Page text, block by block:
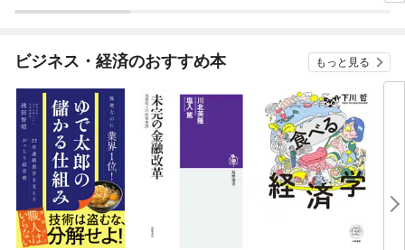
ビジネス・経済のおすすめ本 もっと見る